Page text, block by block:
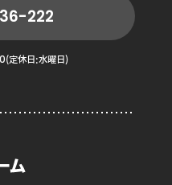
222
(定休日:水曜日)